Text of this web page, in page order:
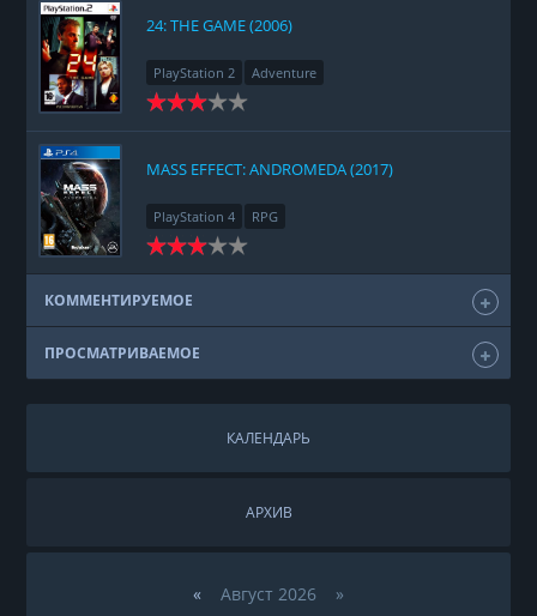
24: THE GAME (2006)
PlayStation 2 Adventure
MASS EFFECT: ANDROMEDA (2017)
PlayStation 4 RPG
КОММЕНТИРУЕМОЕ
ПРОСМАТРИВАЕМОЕ
КАЛЕНДАРЬ
АРХИВ
«Август 2026 »